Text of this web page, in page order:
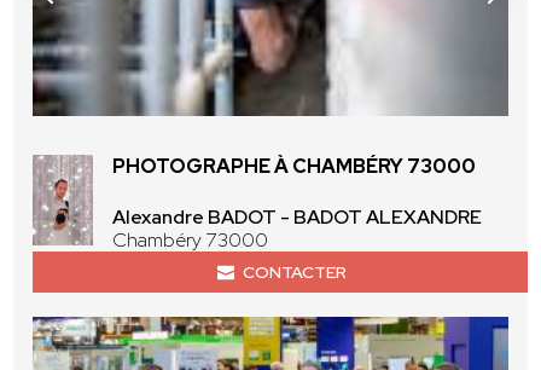
PHOTOGRAPHE À CHAMBÉRY 73000
Alexandre BADOT - BADOT ALEXANDRE
Chambéry 73000
CONTACTER